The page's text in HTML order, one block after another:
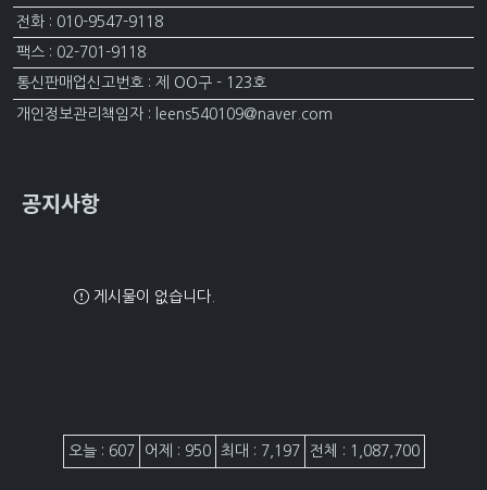
전화 : 010-9547-9118
팩스 : 02-701-9118
통신판매업신고번호 : 제 OO구 - 123호
개인정보관리책임자 : leens540109@naver.com
공지사항
게시물이 없습니다.
접속자집계
오늘 : 607 어제 : 950 최대 : 7,197 전체 : 1,087,700